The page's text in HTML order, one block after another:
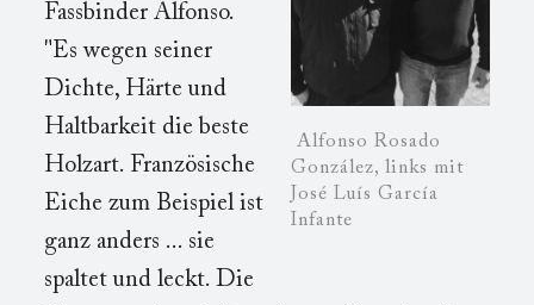
Alfonso Rosado
González, links mit
José Luís García
Infante
Fassbinder Alfonso.
"Es wegen seiner
Dichte, Härte und
Haltbarkeit die beste
Holzart. Französische
Eiche zum Beispiel ist
ganz anders ... sie
spaltet und leckt. Die